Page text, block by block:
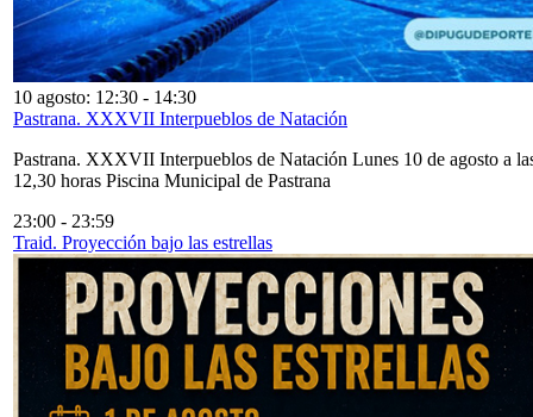
10 agosto: 12:30 - 14:30
Pastrana. XXXVII Interpueblos de Natación
Pastrana. XXXVII Interpueblos de Natación Lunes 10 de agosto a
12,30 horas Piscina Municipal de Pastrana
23:00 - 23:59
Traid. Proyección bajo las estrellas